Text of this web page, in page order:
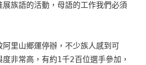
展族語的活動，母語的工作我們必須
阿里山鄉運停辦，不少族人感到可
非常高，有約1千2百位選手參加，